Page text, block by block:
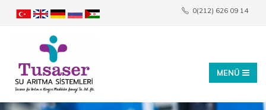
0(212) 626 09 14